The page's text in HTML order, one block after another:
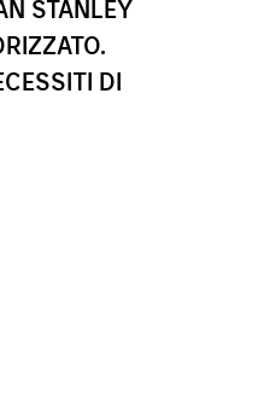
STANLEY
DI